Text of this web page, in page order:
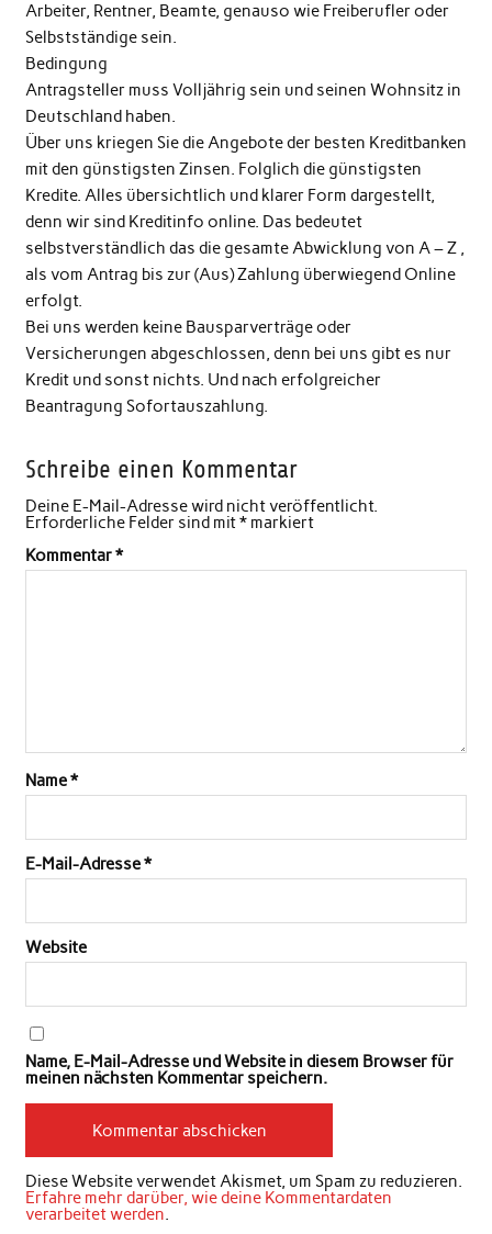
Arbeiter, Rentner, Beamte, genauso wie Freiberufler oder
Selbstständige sein.
Bedingung
Antragsteller muss Volljährig sein und seinen Wohnsitz in
Deutschland haben.
Über uns kriegen Sie die Angebote der besten Kreditbanken
mit den günstigsten Zinsen. Folglich die günstigsten
Kredite. Alles übersichtlich und klarer Form dargestellt,
denn wir sind Kreditinfo online. Das bedeutet
selbstverständlich das die gesamte Abwicklung von A – Z ,
als vom Antrag bis zur (Aus) Zahlung überwiegend Online
erfolgt.
Bei uns werden keine Bausparverträge oder
Versicherungen abgeschlossen, denn bei uns gibt es nur
Kredit und sonst nichts. Und nach erfolgreicher
Beantragung Sofortauszahlung.
Schreibe einen Kommentar
Deine E-Mail-Adresse wird nicht veröffentlicht.
Erforderliche Felder sind mit*markiert
Kommentar*
Name*
E-Mail-Adresse*
Website
Name, E-Mail-Adresse und Website in diesem Browser für
meinen nächsten Kommentar speichern.
Diese Website verwendet Akismet, um Spam zu reduzieren.
Erfahre mehr darüber, wie deine Kommentardaten
verarbeitet werden.